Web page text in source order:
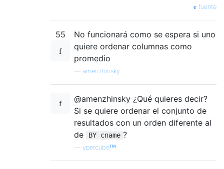
fuente
55
No funcionará como se espera si uno
quiere ordenar columnas como
promedio
amenzhinsky
@amenzhinsky ¿Qué quieres decir?
Si se quiere ordenar el conjunto de
resultados con un orden diferente al
de
BY cname ?
ypercubeᵀᴹ